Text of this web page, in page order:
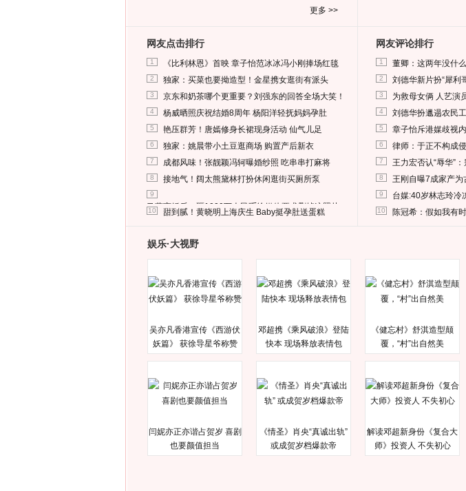
更多 >>
网友点击排行
1 《比利林恩》首映 章子怡范冰冰冯小刚捧场红毯
2 独家：买菜也要拗造型！金星携女逛街有派头
3 京东和奶茶哪个更重要？刘强东的回答全场大笑！
4 杨威晒照庆祝结婚8周年 杨阳洋轻抚妈妈孕肚
5 艳压群芳！唐嫣修身长裙现身活动 仙气儿足
6 独家：姚晨带小土豆逛商场 购置产后新衣
7 成都风味！张靓颖冯轲曝婚纱照 吃串串打麻将
8 接地气！阔太熊黛林打扮休闲逛街买厕所泵
9
马蓉离婚后，砸1000万人民币给媒体要求删掉这照片
10 甜到腻！黄晓明上海庆生 Baby挺孕肚送蛋糕
网友评论排行
1 董卿：这两年没什
2 刘德华新片扮“犀利
3 为救母女俩 人艺演
4 刘德华扮邋遢农民
5 章子怡斥港媒歧视
6 律师：于正不构成
7 王力宏否认“辱华”
8 王刚自曝7成家产
9 台媒:40岁林志玲冷
10 陈冠希：假如我有
娱乐·大视野
吴亦凡香港宣传《西游伏
妖篇》 获徐导星爷称赞
邓超携《乘风破浪》登陆
快本 现场释放表情包
《健忘村》舒淇造型颠
覆，“村”出自然美
闫妮亦正亦谐占贺岁 喜剧
也要颜值担当
《情圣》肖央“真诚出轨”
或成贺岁档爆款帝
解读邓超新身份《复合大
师》投资人 不失初心